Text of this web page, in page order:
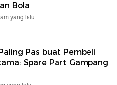
Bola
yang lalu
Pas buat Pembeli
Spare Part Gampang